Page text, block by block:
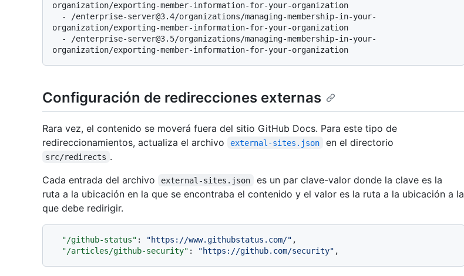
organization/exporting-member-information-for-your-organization
organization/exporting-member-information-for-your-organization
Configuración de redirecciones externas
Rara vez, el contenido se moverá fuera del sitio GitHub Docs. Para este tipo de
redireccionamientos, actualiza el archivo
external-sites.json en el directorio
src/redirects .
Cada entrada del archivo
external-sites.json
es un par clave-valor donde la clave es la
ruta a la ubicación en la que se encontraba el contenido y el valor es la ruta a la ubicación a la
que debe redirigir.
"/github-status" : "https://www.githubstatus.com/" ,
"/articles/github-security" : "https://github.com/security" ,